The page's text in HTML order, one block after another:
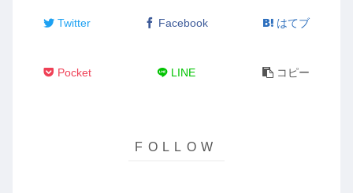
Twitter Facebook はてブ
Pocket LINE コピー